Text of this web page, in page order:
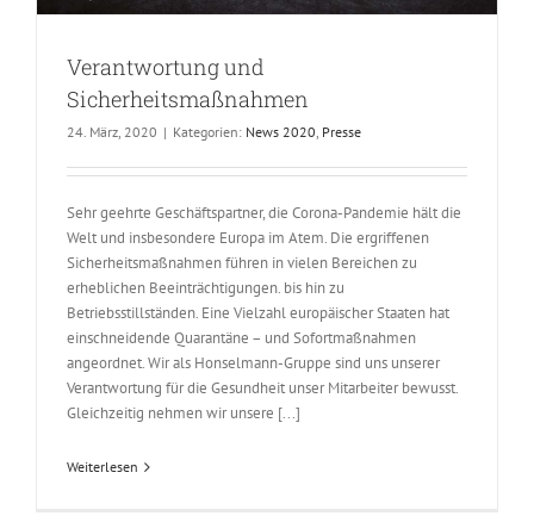
Verantwortung und
Sicherheitsmaßnahmen
24. März, 2020 | Kategorien: News 2020, Presse
Sehr geehrte Geschäftspartner, die Corona-Pandemie hält die
Welt und insbesondere Europa im Atem. Die ergriffenen
Sicherheitsmaßnahmen führen in vielen Bereichen zu
erheblichen Beeinträchtigungen. bis hin zu
Betriebsstillständen. Eine Vielzahl europäischer Staaten hat
einschneidende Quarantäne – und Sofortmaßnahmen
angeordnet. Wir als Honselmann-Gruppe sind uns unserer
Verantwortung für die Gesundheit unser Mitarbeiter bewusst.
Gleichzeitig nehmen wir unsere [...]
Weiterlesen